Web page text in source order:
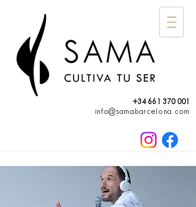
+34 661 370 001
info@samabarcelona.com